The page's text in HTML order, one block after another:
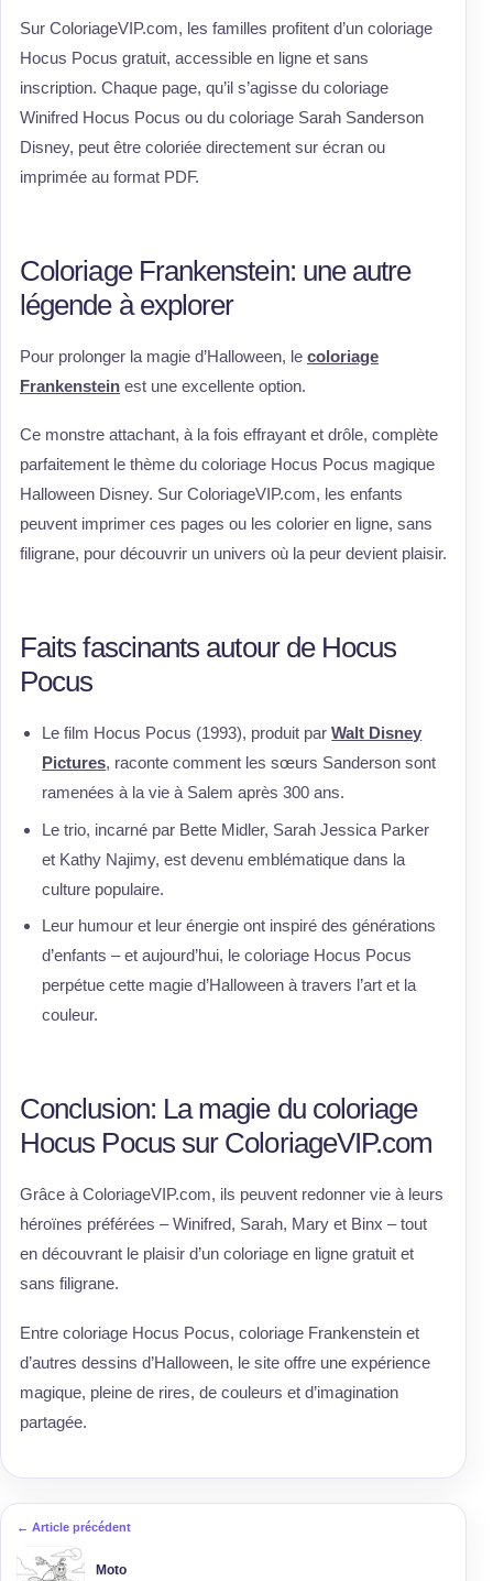
Sur ColoriageVIP.com, les familles profitent d’un coloriage
Hocus Pocus gratuit, accessible en ligne et sans
inscription. Chaque page, qu’il s’agisse du coloriage
Winifred Hocus Pocus ou du coloriage Sarah Sanderson
Disney, peut être coloriée directement sur écran ou
imprimée au format PDF.
Coloriage Frankenstein: une autre
légende à explorer
Pour prolonger la magie d’Halloween, le coloriage
Frankenstein est une excellente option.
Ce monstre attachant, à la fois effrayant et drôle, complète
parfaitement le thème du coloriage Hocus Pocus magique
Halloween Disney. Sur ColoriageVIP.com, les enfants
peuvent imprimer ces pages ou les colorier en ligne, sans
filigrane, pour découvrir un univers où la peur devient plaisir.
Faits fascinants autour de Hocus
Pocus
Le film Hocus Pocus (1993), produit parWalt Disney
Pictures, raconte comment les sœurs Sanderson sont
ramenées à la vie à Salem après 300 ans.
Le trio, incarné par Bette Midler, Sarah Jessica Parker
et Kathy Najimy, est devenu emblématique dans la
culture populaire.
Leur humour et leur énergie ont inspiré des générations
d’enfants – et aujourd’hui, le coloriage Hocus Pocus
perpétue cette magie d’Halloween à travers l’art et la
couleur.
Conclusion: La magie du coloriage
Hocus Pocus sur ColoriageVIP.com
Grâce à ColoriageVIP.com, ils peuvent redonner vie à leurs
héroïnes préférées – Winifred, Sarah, Mary et Binx – tout
en découvrant le plaisir d’un coloriage en ligne gratuit et
sans filigrane.
Entre coloriage Hocus Pocus, coloriage Frankenstein et
d’autres dessins d’Halloween, le site offre une expérience
magique, pleine de rires, de couleurs et d’imagination
partagée.
← Article précédent
Moto